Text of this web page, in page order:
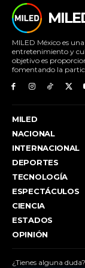
MILED México es
entretenimiento y
objetivo es
fomentando la
MILED
NACIONAL
INTERNACIONAL
DEPORTES
TECNOLOGÍA
ESPECTÁCULOS
CIENCIA
ESTADOS
OPINIÓN
¿Tienes alguna